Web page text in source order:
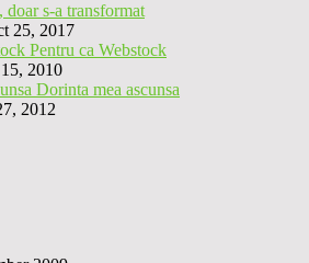
s-a transformat
25, 2017
Pentru ca Webstock
2010
Dorinta mea ascunsa
2012